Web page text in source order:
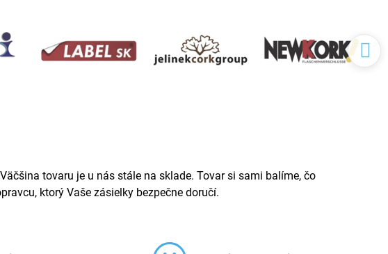
tovaru je u nás stále na sklade. Tovar si sami balíme, čo
ktorý Vaše zásielky bezpečne doručí.